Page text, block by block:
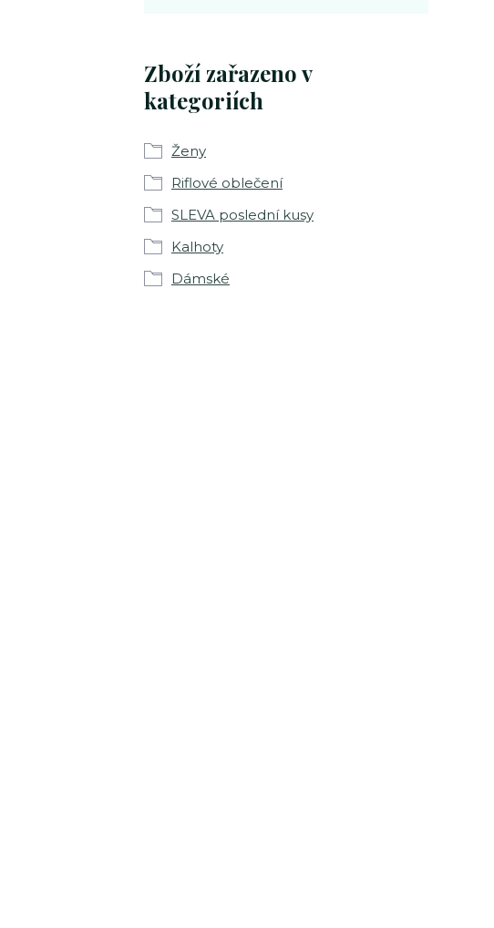
Zboží zařazeno v
kategoriích
Ženy
Riflové oblečení
SLEVA poslední kusy
Kalhoty
Dámské